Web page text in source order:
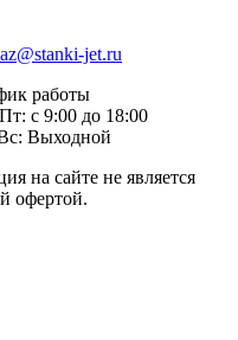
jet.ru
работы
с 9:00 до 18:00
Выходной
на сайте не является
офертой.